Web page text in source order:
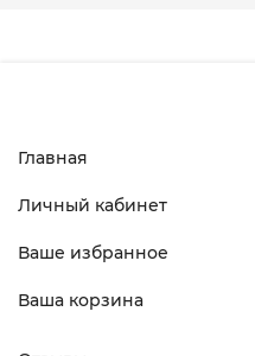
Главная
Личный кабинет
Ваше избранное
Ваша корзина